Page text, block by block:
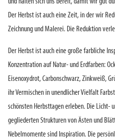
Der Herbst ist auch eine Zeit, in der wir
Zeichnung und Malerei. Die Reduktion
Der Herbst ist auch eine große farbliche
Konzentration auf Natur- und Erdfarben:
Eisenoxydrot, Carbonschwarz, Zinkweiß,
ihr Vermischen in unendlicher Vielfalt
schönsten Herbsttagen erleben. Die Licht-
gegliederten Strukturen von Ästen und
Nebelmomente sind Inspiration. Die